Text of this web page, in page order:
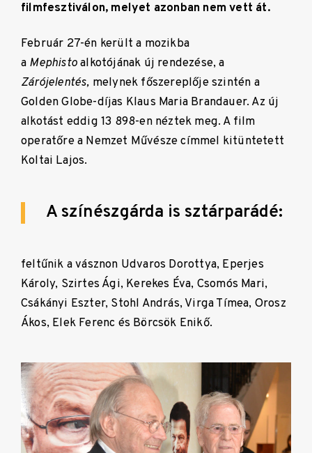
filmfesztiválon, melyet azonban nem vett át.
Február 27-én került a mozikba
a Mephistoalkotójának új rendezése, a
Zárójelentés, melynek főszereplője szintén a
Golden Globe-díjas Klaus Maria Brandauer. Az új
alkotást eddig 13 898-en néztek meg. A film
operatőre a Nemzet Művésze címmel kitüntetett
Koltai Lajos.
A színészgárda is sztárparádé:
feltűnik a vásznon Udvaros Dorottya, Eperjes
Károly, Szirtes Ági, Kerekes Éva, Csomós Mari,
Csákányi Eszter, Stohl András, Virga Tímea, Orosz
Ákos, Elek Ferenc és Börcsök Enikő.